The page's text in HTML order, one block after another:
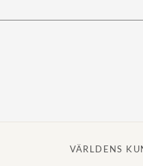
VÄRLDENS